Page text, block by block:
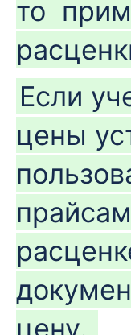
заказа
товаров
из иностранной
единицах
услуг в приходе
то
Если
цены